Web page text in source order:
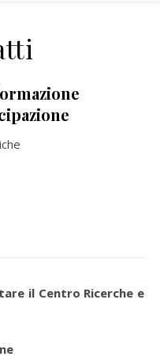
il Centro Ricerche e